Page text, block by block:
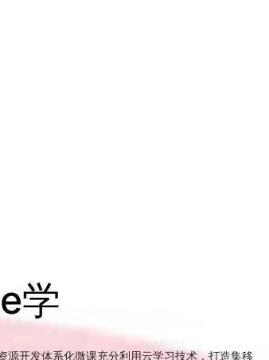
学
源开发体系化微课充分利用云学习技术，打造集移